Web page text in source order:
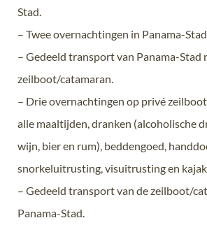
Stad.
– Twee overnachtingen in Panama-
– Gedeeld transport van Panama-Stad
zeilboot/catamaran.
– Drie overnachtingen op privé zeilboot
alle maaltijden, dranken (alcoholische
wijn, bier en rum), beddengoed,
snorkeluitrusting, visuitrusting en
– Gedeeld transport van de zeilboot/
Panama-Stad.